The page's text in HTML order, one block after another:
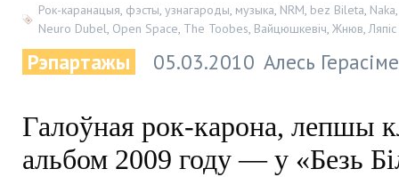
Рок-каранацыя, фэсты, узнагароды, музыка, NRM, bez Bileta, Naka
Neuro Dubel, Open Space, The Toobes, Вайцюшкевіч, Жнюв,
Рэпартажы 05.03.2010 Алесь
Галоўная рок-карона, лепшы
альбом 2009 году — у «Безь